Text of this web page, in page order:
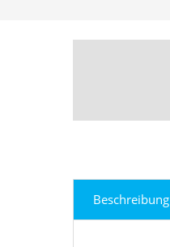
Beschreibung